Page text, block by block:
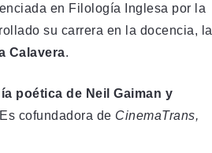
en Filología Inglesa por la
su carrera en la docencia, la
Calavera.
poética de Neil Gaiman y
cofundadora de CinemaTrans,